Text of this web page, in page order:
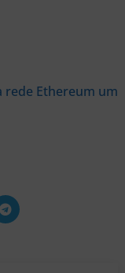
rede Ethereum um